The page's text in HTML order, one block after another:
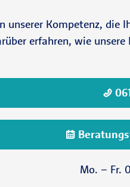
unserer Kompetenz,
erfahren, wie
Mo. – Fr.